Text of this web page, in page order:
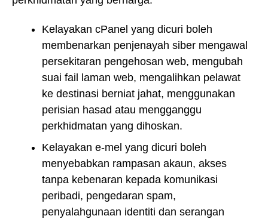
Kelayakan cPanel yang dicuri boleh
membenarkan penjenayah siber mengawal
persekitaran pengehosan web, mengubah
suai fail laman web, mengalihkan pelawat
ke destinasi berniat jahat, menggunakan
perisian hasad atau mengganggu
perkhidmatan yang dihoskan.
Kelayakan e-mel yang dicuri boleh
menyebabkan rampasan akaun, akses
tanpa kebenaran kepada komunikasi
peribadi, pengedaran spam,
penyalahgunaan identiti dan serangan